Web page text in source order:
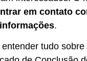
em contato
.
tudo sobre